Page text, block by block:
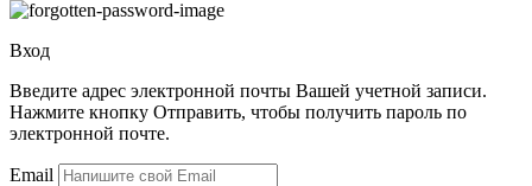
Вход
Введите адрес электронной почты Вашей учетной записи.
Нажмите кнопку Отправить, чтобы получить пароль по
электронной почте.
Email